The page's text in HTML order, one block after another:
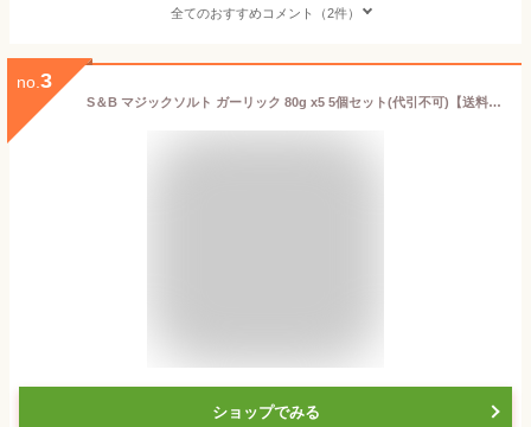
全てのおすすめコメント（2件）
no. 3
S＆B マジックソルト ガーリック 80g x5 5個セット(代引不可)【送料無料】
ショップでみる